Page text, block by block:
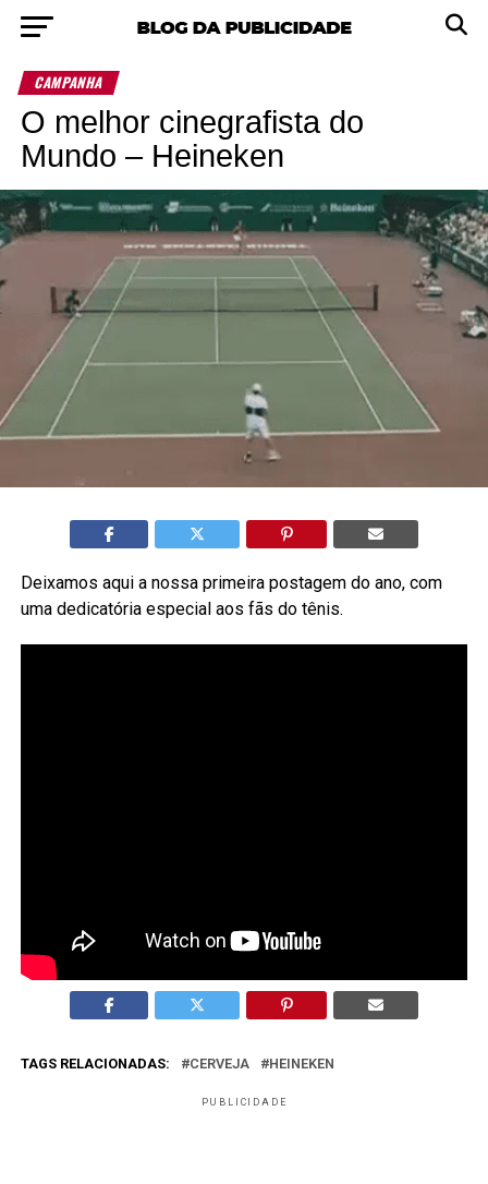
CAMPANHA
O melhor cinegrafista do
Mundo – Heineken
Deixamos aqui a nossa primeira postagem do ano, com
uma dedicatória especial aos fãs do tênis.
TAGS RELACIONADAS: CERVEJA HEINEKEN
PUBLICIDADE